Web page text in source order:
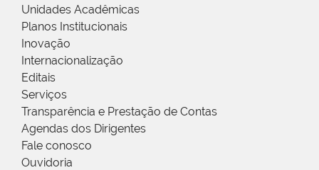
Unidades Acadêmicas
Planos Institucionais
Inovação
Internacionalização
Editais
Serviços
Transparência e Prestação de Contas
Agendas dos Dirigentes
Fale conosco
Ouvidoria